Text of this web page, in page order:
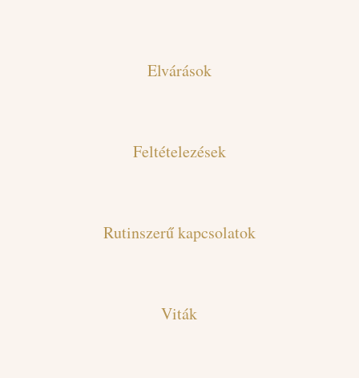
Elvárások
Feltételezések
Rutinszerű kapcsolatok
Viták